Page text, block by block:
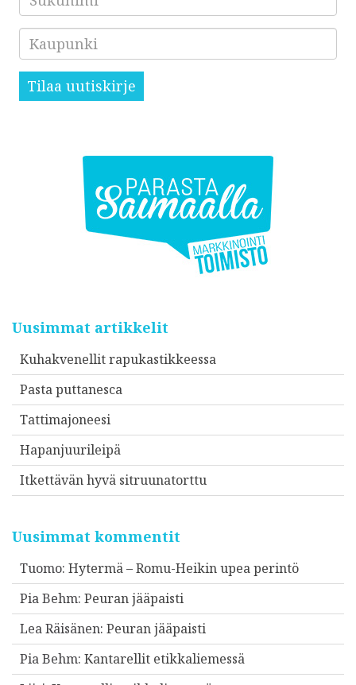
Kaupunki
Tilaa uutiskirje
Uusimmat artikkelit
Kuhakvenellit rapukastikkeessa
Pasta puttanesca
Tattimajoneesi
Hapanjuurileipä
Itkettävän hyvä sitruunatorttu
Uusimmat kommentit
Tuomo: Hytermä – Romu-Heikin upea perintö
Pia Behm: Peuran jääpaisti
Lea Räisänen: Peuran jääpaisti
Pia Behm: Kantarellit etikkaliemessä